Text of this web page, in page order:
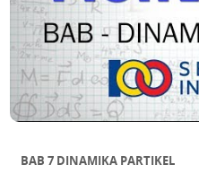
BAB 7 DINAMIKA PARTIKEL